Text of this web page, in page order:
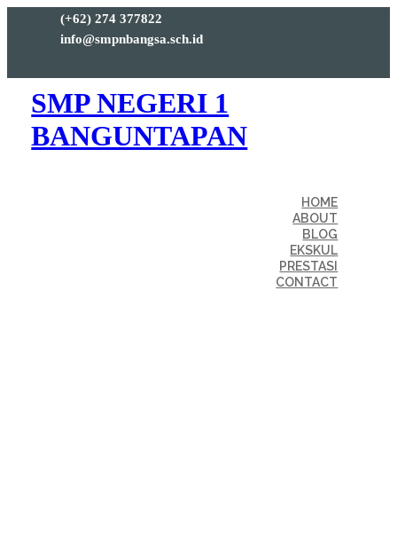
(+62) 274 377822
info@smpnbangsa.sch.id
SMP NEGERI 1
BANGUNTAPAN
HOME
ABOUT
BLOG
EKSKUL
PRESTASI
CONTACT